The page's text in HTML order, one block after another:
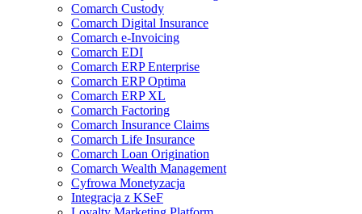
Comarch Custody
Comarch Digital Insurance
Comarch e-Invoicing
Comarch EDI
Comarch ERP Enterprise
Comarch ERP Optima
Comarch ERP XL
Comarch Factoring
Comarch Insurance Claims
Comarch Life Insurance
Comarch Loan Origination
Comarch Wealth Management
Cyfrowa Monetyzacja
Integracja z KSeF